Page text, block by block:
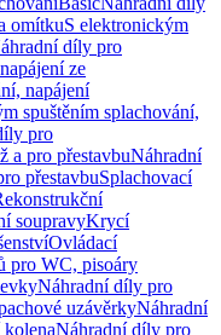
omítkuS elektronickým
díly pro
ze
napájení
spuštěním splachování,
pro
a pro přestavbuNáhradní
přestavbuSplachovací
soupravyKrycí
Ovládací
pro WC, pisoáry
Náhradní díly pro
uzávěrkyNáhradní
Náhradní díly pro